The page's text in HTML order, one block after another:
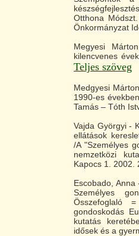
Otthona
Önkormányzat
Megyesi
kilencvenes
Teljes szöveg
Medgyesi
1990-es
Tamás – Tóth
Vajda Györgyi -
ellátások
/A "Személyes
nemzetközi
Kapocs 1. 2002.
Escobado,
Személyes
Összefoglaló
gondoskodás
kutatás
idősek és a